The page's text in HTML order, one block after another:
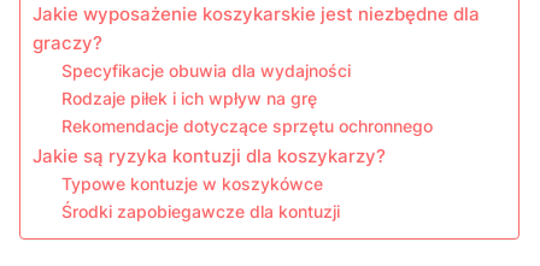
Jakie wyposażenie koszykarskie jest niezbędne dla
graczy?
Specyfikacje obuwia dla wydajności
Rodzaje piłek i ich wpływ na grę
Rekomendacje dotyczące sprzętu ochronnego
Jakie są ryzyka kontuzji dla koszykarzy?
Typowe kontuzje w koszykówce
Środki zapobiegawcze dla kontuzji